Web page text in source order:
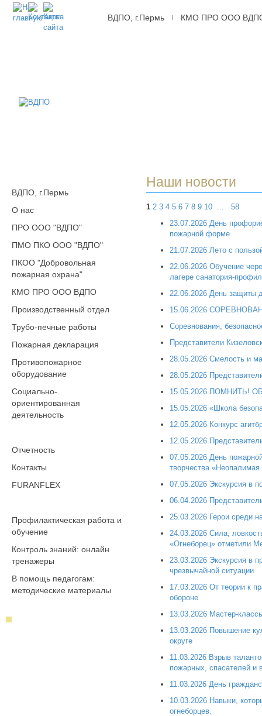
ВДПО, г.Пермь КМО ПРО ООО
ВДПО, г.Пермь
О нас
ПРО ООО "ВДПО"
ПМО ПКО ООО "ВДПО"
ПКОО "Добровольная
пожарная охрана"
КМО ПРО ООО ВДПО
Производственный отдел
Трубо-печные работы
Пожарная декларация
Противопожарное
оборудование
Социально-
ориентированная
деятельность
Отчетность
Контакты
FURANFLEX
Профилактическая работа и
обучение
Контроль знаний: онлайн
тренажеры
В помощь педагогам:
методические материалы
Наши новости
1 2 3 4 5 6 7 8 9 10 ...
58
23.07.2026 День
пожарной форме
21.07.2026 Лето с
22.06.2026 Обучение
лагере санатория-
22.06.2026 День защиты
15.06.2026
Соревнования,
Представители
28.05.2026 Смелость и
28.05.2026
15.05.2026 ПОМНИТЬ!
15.05.2026 «Школа
12.05.2026 Конкурс
12.05.2026
07.05.2026 День
творчества «Неопалимая
07.05.2026 Экскурсия в
06.04.2026
25.03.2026 Герои среди
24.03.2026 Сила,
«Огнеборец» отметили
23.03.2026 Экскурсия в
чрезвычайной ситуации
17.03.2026 От теории к
обороне
13.03.2026
13.03.2026 Повышение
округе
11.03.2026 Взрыв
пожарных, спасателей и
11.03.2026 День
10.03.2026 Навыки,
огнеборцев.